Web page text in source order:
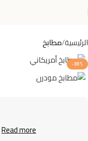
الرئيسية مطابخ
-38%
Read more